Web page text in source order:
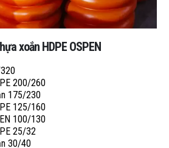
xoắn HDPE OSPEN
200/260
175/230
125/160
100/130
25/32
30/40